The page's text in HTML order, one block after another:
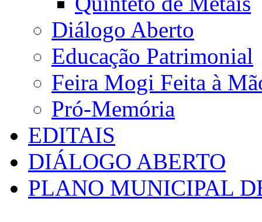
Diálogo Aberto
Educação Patrimonial
Feira Mogi Feita à
Pró-Memória
EDITAIS
DIÁLOGO ABERTO
PLANO MUNICIPAL